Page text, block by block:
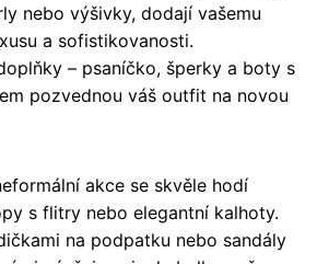
nebo výšivky, dodají vašemu
a sofistikovanosti.
– psaníčko, šperky a boty s
pozvednou váš outfit na novou
akce se skvěle hodí
s flitry nebo elegantní kalhoty.
na podpatku nebo sandály